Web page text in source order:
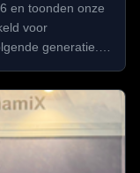
en toonden onze
voor
generatie.
handen en
...